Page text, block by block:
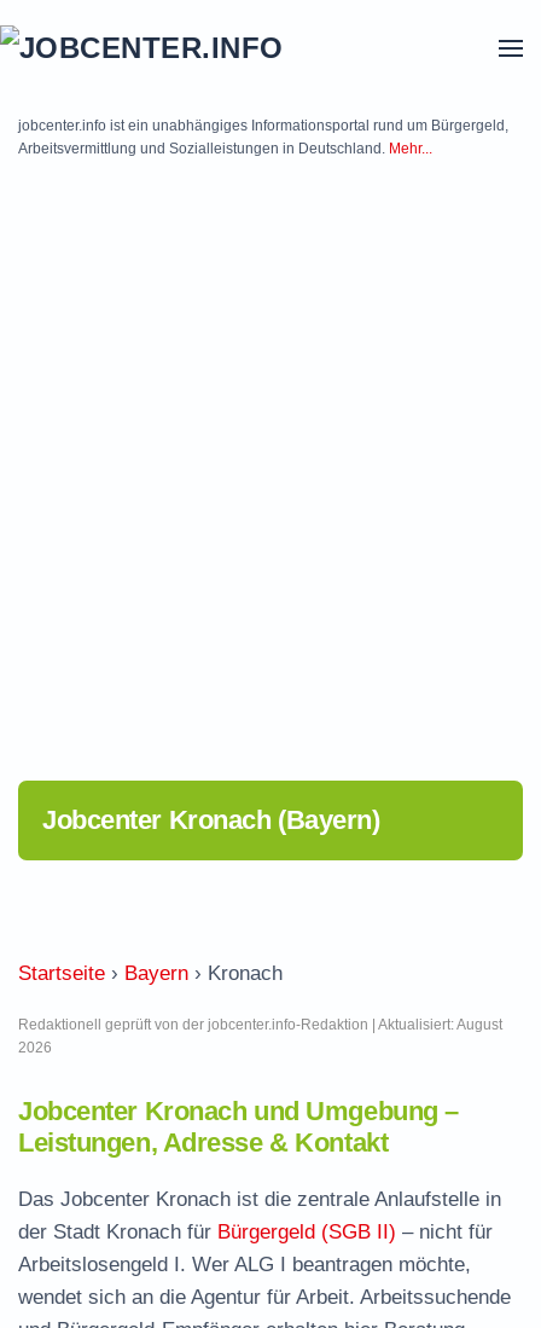
jobcenter.info ist ein unabhängiges Informationsportal rund um Bürgergeld,
Arbeitsvermittlung und Sozialleistungen in Deutschland. Mehr...
Jobcenter Kronach (Bayern)
Startseite › Bayern › Kronach
Redaktionell geprüft von der jobcenter.info-Redaktion | Aktualisiert: August
2026
Jobcenter Kronach und Umgebung –
Leistungen, Adresse & Kontakt
Das Jobcenter Kronach ist die zentrale Anlaufstelle in
der Stadt Kronach für Bürgergeld (SGB II) – nicht für
Arbeitslosengeld I. Wer ALG I beantragen möchte,
wendet sich an die Agentur für Arbeit. Arbeitssuchende